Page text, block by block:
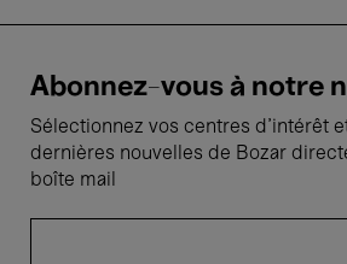
Abonnez-vous à notre
Sélectionnez vos centres d'intérêt
dernières nouvelles de Bozar
boîte mail